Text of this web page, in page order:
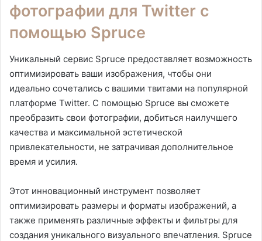
фотографии для Twitter с
помощью Spruce
Уникальный сервис Spruce предоставляет возможность
оптимизировать ваши изображения, чтобы они
идеально сочетались с вашими твитами на популярной
платформе Twitter. С помощью Spruce вы сможете
преобразить свои фотографии, добиться наилучшего
качества и максимальной эстетической
привлекательности, не затрачивая дополнительное
время и усилия.
Этот инновационный инструмент позволяет
оптимизировать размеры и форматы изображений, а
также применять различные эффекты и фильтры для
создания уникального визуального впечатления. Spruce